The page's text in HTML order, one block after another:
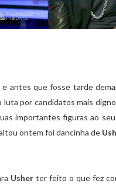
e antes que fosse tarde
por candidatos mais
importantes figuras ao
ontem foi dancinha de
Usher ter feito o que fez